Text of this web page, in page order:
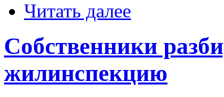
Читать далее
Собственники
жилинспекцию